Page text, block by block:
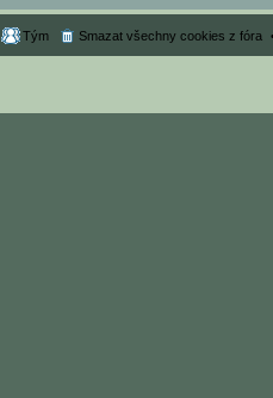
Smazat všechny cookies z fóra
Tým